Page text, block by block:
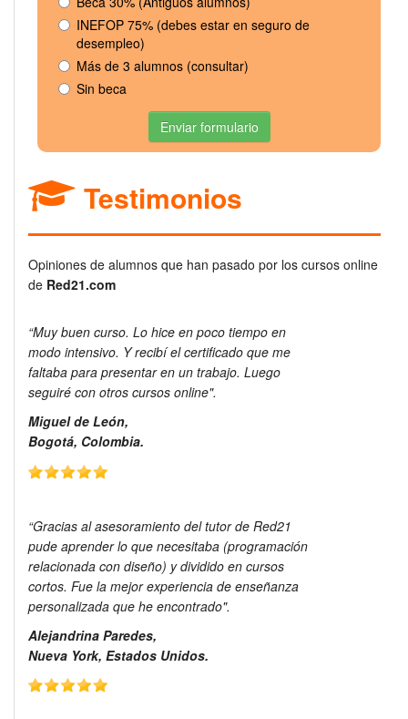
INEFOP 75% (debes estar en seguro de
desempleo)
Más de 3 alumnos (consultar)
Sin beca
Enviar formulario
Testimonios
Opiniones de alumnos que han pasado por los cursos online
de Red21.com
“Muy buen curso. Lo hice en poco tiempo en
modo intensivo. Y recibí el certificado que me
faltaba para presentar en un trabajo. Luego
seguiré con otros cursos online".
Miguel de León,
Bogotá, Colombia.
“Gracias al asesoramiento del tutor de Red21
pude aprender lo que necesitaba (programación
relacionada con diseño) y dividido en cursos
cortos. Fue la mejor experiencia de enseñanza
personalizada que he encontrado".
Alejandrina Paredes,
Nueva York, Estados Unidos.